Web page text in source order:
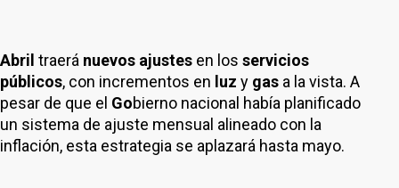
Abril traerá nuevos ajustes en los servicios
públicos, con incrementos en luz y gas a la vista. A
pesar de que el Gobierno nacional había planificado
un sistema de ajuste mensual alineado con la
inflación, esta estrategia se aplazará hasta mayo.